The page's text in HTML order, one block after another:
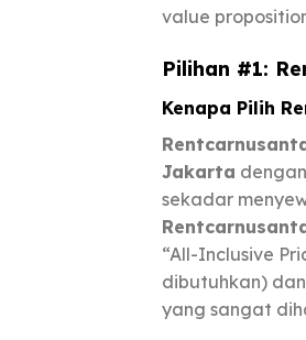
value
Pilihan #1:
Kenapa Pilih
Jakarta
sekadar
“All-Inclusive
dibutuhkan)
yang sangat